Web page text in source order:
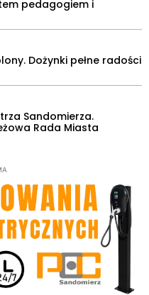
pedagogiem i
Dożynki pełne radości
Sandomierza.
Rada Miasta